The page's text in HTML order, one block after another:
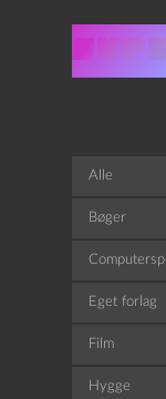
Alle
Bøger
Computerspil
Eget forlag
Film
Hygge